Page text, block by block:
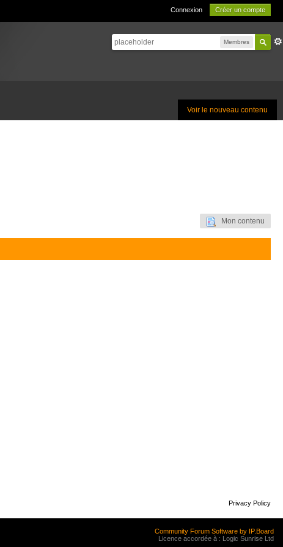
Connexion Créer un compte
Membres
Voir le nouveau contenu
Mon contenu
Privacy Policy
Community Forum Software by IP.Board
Licence accordée à : Logic Sunrise Ltd